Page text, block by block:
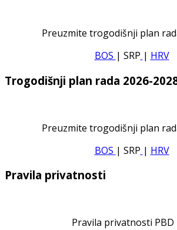
Preuzmite trogodišnji plan
BOS | SRP | HRV
Trogodišnji plan rada 2026-
Preuzmite trogodišnji plan
BOS | SRP | HRV
Pravila privatnosti
Pravila privatnosti PBD